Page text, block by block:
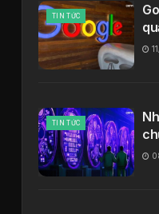
TIN TỨC
TIN TỨC